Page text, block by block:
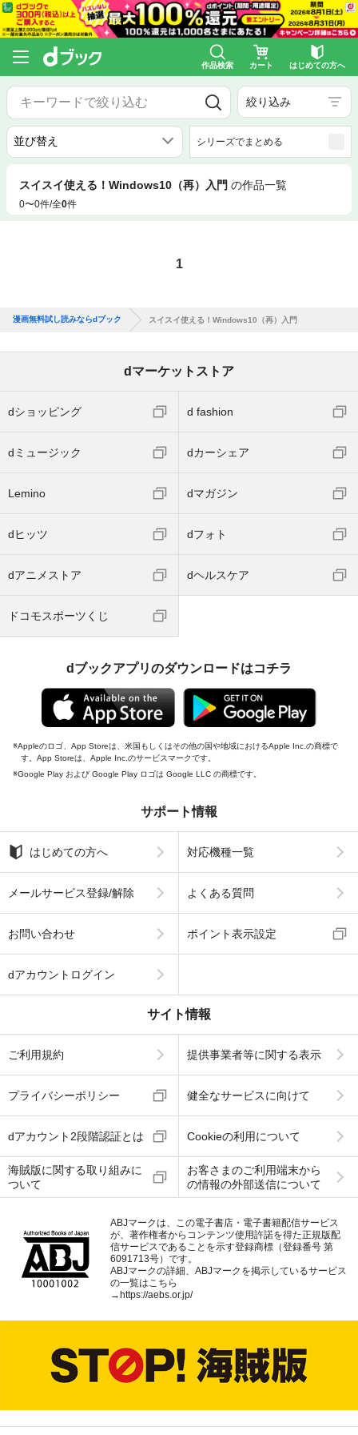
作品検索 カート はじめての方へ
絞り込み
シリーズでまとめる
スイスイ使える！Windows10（再）入門 の作品一覧
0〜0件/全0件
1
漫画無料試し読みならdブック スイスイ使える！Windows10（再）入門
dマーケットストア
dショッピング d fashion
dミュージック dカーシェア
Lemino dマガジン
dヒッツ dフォト
dアニメストア dヘルスケア
ドコモスポーツくじ
dブックアプリのダウンロードはコチラ
Appleのロゴ、App Storeは、米国もしくはその他の国や地域におけるApple Inc.の商標で
す。App Storeは、Apple Inc.のサービスマークです。
Google Play および Google Play ロゴは Google LLC の商標です。
サポート情報
はじめての方へ 対応機種一覧
メールサービス登録/解除 よくある質問
お問い合わせ ポイント表示設定
dアカウントログイン
サイト情報
ご利用規約 提供事業者等に関する表示
プライバシーポリシー 健全なサービスに向けて
dアカウント2段階認証とは Cookieの利用について
海賊版に関する取り組みに
ついて
お客さまのご利用端末から
の情報の外部送信について
ABJマークは、この電子書店・電子書籍配信サービス
が、著作権者からコンテンツ使用許諾を得た正規版配
信サービスであることを示す登録商標（登録番号 第
6091713号）です。
ABJマークの詳細、ABJマークを掲示しているサービス
の一覧はこちら
→https://aebs.or.jp/